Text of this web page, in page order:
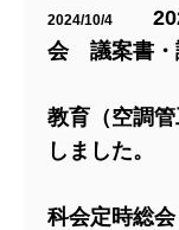
2024/10/4
会 議案書・
2024年
教育（空調
しました。
2024年
科会定時総